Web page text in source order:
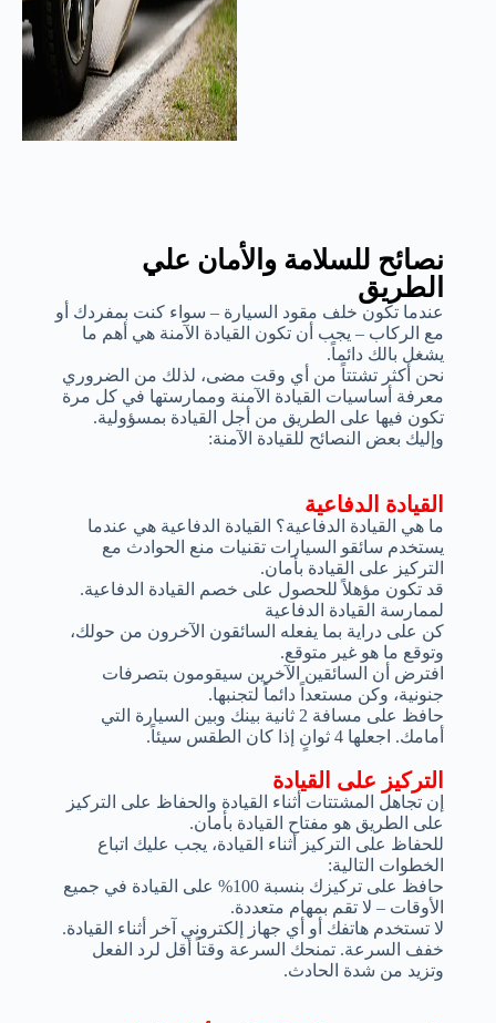
نصائح للسلامة والأمان علي
الطريق
عندما تكون خلف مقود السيارة – سواء كنت بمفردك أو
مع الركاب – يجب أن تكون القيادة الآمنة هي أهم ما
يشغل بالك دائماً.
نحن أكثر تشتتاً من أي وقت مضى، لذلك من الضروري
معرفة أساسيات القيادة الآمنة وممارستها في كل مرة
تكون فيها على الطريق من أجل القيادة بمسؤولية.
وإليك بعض النصائح للقيادة الآمنة:
التركيز على القيادة
إن تجاهل المشتتات أثناء القيادة والحفاظ على التركيز
على الطريق هو مفتاح القيادة بأمان.
للحفاظ على التركيز أثناء القيادة، يجب عليك اتباع
الخطوات التالية:
حافظ على تركيزك بنسبة 100% على القيادة في جميع
الأوقات – لا تقم بمهام متعددة.
لا تستخدم هاتفك أو أي جهاز إلكتروني آخر أثناء القيادة.
خفف السرعة. تمنحك السرعة وقتاً أقل لرد الفعل
وتزيد من شدة الحادث.
القيادة الدفاعية
ما هي القيادة الدفاعية؟ القيادة الدفاعية هي عندما
يستخدم سائقو السيارات تقنيات منع الحوادث مع
التركيز على القيادة بأمان.
قد تكون مؤهلاً للحصول على خصم القيادة الدفاعية.
لممارسة القيادة الدفاعية
كن على دراية بما يفعله السائقون الآخرون من حولك،
وتوقع ما هو غير متوقع.
افترض أن السائقين الآخرين سيقومون بتصرفات
جنونية، وكن مستعداً دائماً لتجنبها.
حافظ على مسافة 2 ثانية بينك وبين السيارة التي
أمامك. اجعلها 4 ثوانٍ إذا كان الطقس سيئاً.